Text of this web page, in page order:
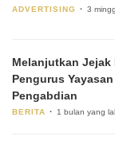
ADVERTISING 3
Melanjutkan Jejak
Pengurus
Pengabdian
BERITA 1 bulan yang